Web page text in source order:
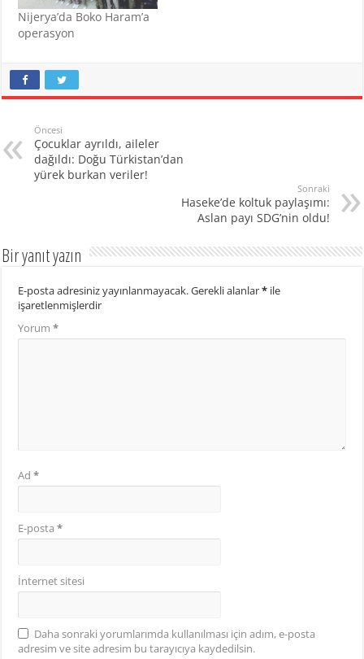
Nijerya’da Boko Haram’a
operasyon
Öncesi
Çocuklar ayrıldı, aileler
dağıldı: Doğu Türkistan’dan
yürek burkan veriler!
Sonraki
Haseke’de koltuk paylaşımı:
Aslan payı SDG’nin oldu!
Bir yanıt yazın
E-posta adresiniz yayınlanmayacak.Gerekli alanlar* ile
işaretlenmişlerdir
Yorum*
Ad*
E-posta*
İnternet sitesi
Daha sonraki yorumlarımda kullanılması için adım, e-posta
adresim ve site adresim bu tarayıcıya kaydedilsin.